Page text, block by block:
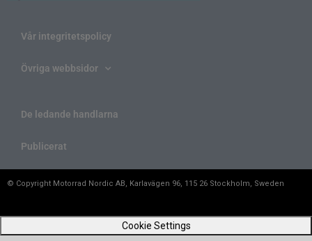
Vår integritetspolicy
Övriga webbsidor
De ledande handlarna
Publicerat
© Copyright Motorrad Nordic AB, Karlavägen 96, 115 26 Stockholm, Sweden
Cookie Settings